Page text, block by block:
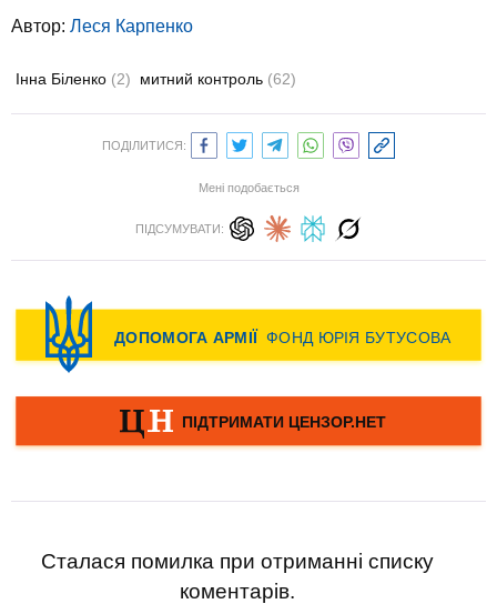
Автор: Леся Карпенко
Інна Біленко (2) митний контроль (62)
ПОДІЛИТИСЯ:
Мені подобається
ПІДСУМУВАТИ:
Сталася помилка при отриманні списку
коментарів.